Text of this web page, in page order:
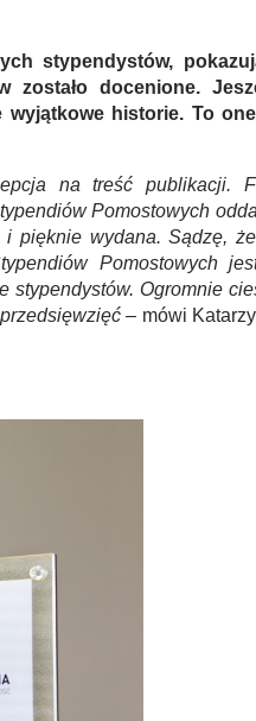
stypendystów,
docenione.
historie. To
na treść publikacji.
Pomostowych
i pięknie wydana. Sądzę,
Pomostowych
stypendystów. Ogromnie
– mówi